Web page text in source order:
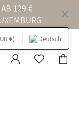
129 €
€) Deutsch